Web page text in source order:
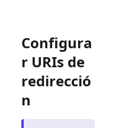
Configura
r URIs de
redirecció
n